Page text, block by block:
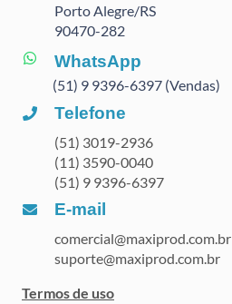
Porto Alegre/RS
90470-282
WhatsApp
(51) 9 9396-6397 (Vendas)
Telefone
(51) 3019-2936
(11) 3590-0040
(51) 9 9396-6397
E-mail
comercial@maxiprod.com.br
suporte@maxiprod.com.br
Termos de uso